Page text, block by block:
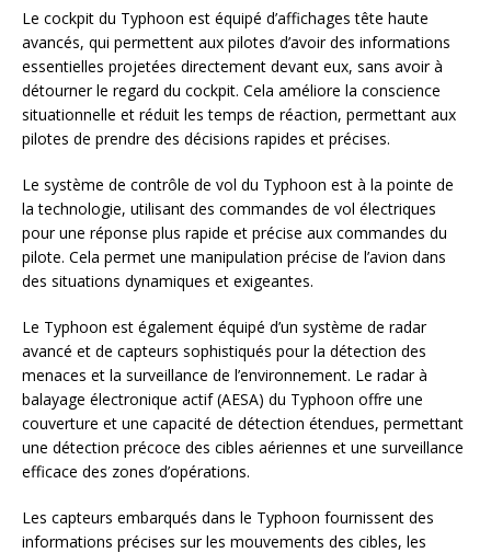
Le cockpit du Typhoon est équipé d’affichages tête haute
avancés, qui permettent aux pilotes d’avoir des informations
essentielles projetées directement devant eux, sans avoir à
détourner le regard du cockpit. Cela améliore la conscience
situationnelle et réduit les temps de réaction, permettant aux
pilotes de prendre des décisions rapides et précises.
Le système de contrôle de vol du Typhoon est à la pointe de
la technologie, utilisant des commandes de vol électriques
pour une réponse plus rapide et précise aux commandes du
pilote. Cela permet une manipulation précise de l’avion dans
des situations dynamiques et exigeantes.
Le Typhoon est également équipé d’un système de radar
avancé et de capteurs sophistiqués pour la détection des
menaces et la surveillance de l’environnement. Le radar à
balayage électronique actif (AESA) du Typhoon offre une
couverture et une capacité de détection étendues, permettant
une détection précoce des cibles aériennes et une surveillance
efficace des zones d’opérations.
Les capteurs embarqués dans le Typhoon fournissent des
informations précises sur les mouvements des cibles, les